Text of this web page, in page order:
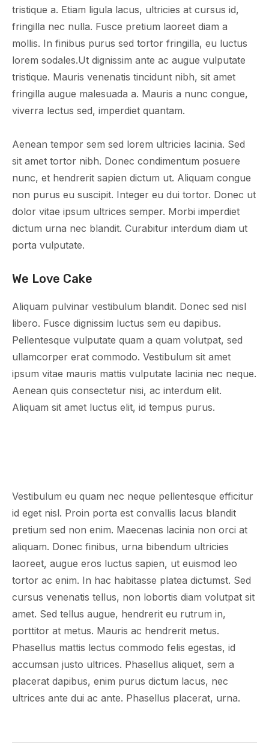
tristique a. Etiam ligula lacus, ultricies at cursus id,
fringilla nec nulla. Fusce pretium laoreet diam a
mollis. In finibus purus sed tortor fringilla, eu luctus
lorem sodales.Ut dignissim ante ac augue vulputate
tristique. Mauris venenatis tincidunt nibh, sit amet
fringilla augue malesuada a. Mauris a nunc congue,
viverra lectus sed, imperdiet quantam.
Aenean tempor sem sed lorem ultricies lacinia. Sed
sit amet tortor nibh. Donec condimentum posuere
nunc, et hendrerit sapien dictum ut. Aliquam congue
non purus eu suscipit. Integer eu dui tortor. Donec ut
dolor vitae ipsum ultrices semper. Morbi imperdiet
dictum urna nec blandit. Curabitur interdum diam ut
porta vulputate.
We Love Cake
Aliquam pulvinar vestibulum blandit. Donec sed nisl
libero. Fusce dignissim luctus sem eu dapibus.
Pellentesque vulputate quam a quam volutpat, sed
ullamcorper erat commodo. Vestibulum sit amet
ipsum vitae mauris mattis vulputate lacinia nec neque.
Aenean quis consectetur nisi, ac interdum elit.
Aliquam sit amet luctus elit, id tempus purus.
Vestibulum eu quam nec neque pellentesque efficitur
id eget nisl. Proin porta est convallis lacus blandit
pretium sed non enim. Maecenas lacinia non orci at
aliquam. Donec finibus, urna bibendum ultricies
laoreet, augue eros luctus sapien, ut euismod leo
tortor ac enim. In hac habitasse platea dictumst. Sed
cursus venenatis tellus, non lobortis diam volutpat sit
amet. Sed tellus augue, hendrerit eu rutrum in,
porttitor at metus. Mauris ac hendrerit metus.
Phasellus mattis lectus commodo felis egestas, id
accumsan justo ultrices. Phasellus aliquet, sem a
placerat dapibus, enim purus dictum lacus, nec
ultrices ante dui ac ante. Phasellus placerat, urna.